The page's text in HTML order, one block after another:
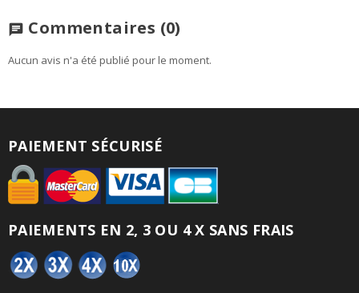
chat Commentaires (0)
Aucun avis n'a été publié pour le moment.
PAIEMENT SÉCURISÉ
PAIEMENTS EN 2, 3 OU 4 X SANS FRAIS